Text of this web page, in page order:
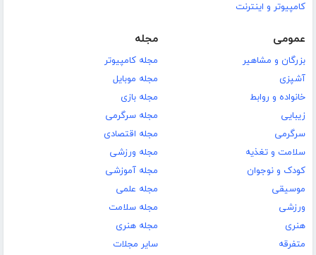
کامپیوتر و اینترنت
عمومی
بزرگان و مشاهیر
آشپزی
خانواده و روابط
زیبایی
سرگرمی
سلامت و تغذیه
کودک و نوجوان
موسیقی
ورزشی
هنری
متفرقه
مجله
مجله کامپیوتر
مجله موبایل
مجله بازی
مجله سرگرمی
مجله اقتصادی
مجله ورزشی
مجله آموزشی
مجله علمی
مجله سلامت
مجله هنری
سایر مجلات